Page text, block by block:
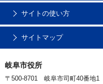
サイトの使い方
サイトマップ
岐阜市役所
〒500-8701 岐阜市司町40番地1